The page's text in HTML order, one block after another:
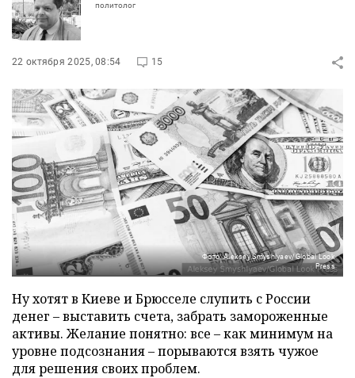
политолог
22 октября 2025, 08:54 15
Фото: Aleksey Smyshlyaev/Global Look
Press
Ну хотят в Киеве и Брюсселе слупить с России
денег – выставить счета, забрать замороженные
активы. Желание понятно: все – как минимум на
уровне подсознания – порываются взять чужое
для решения своих проблем.